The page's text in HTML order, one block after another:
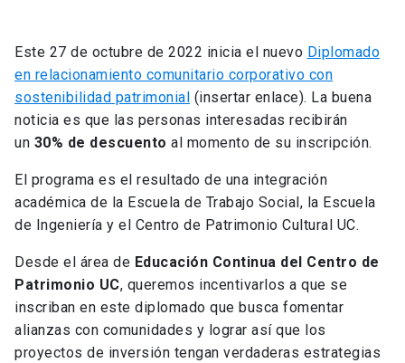
Este 27 de octubre de 2022 inicia el nuevo Diplomado
en relacionamiento comunitario corporativo con
sostenibilidad patrimonial (insertar enlace). La buena
noticia es que las personas interesadas recibirán
un 30% de descuento al momento de su inscripción.
El programa es el resultado de una integración
académica de la Escuela de Trabajo Social, la Escuela
de Ingeniería y el Centro de Patrimonio Cultural UC.
Desde el área de Educación Continua del Centro de
Patrimonio UC, queremos incentivarlos a que se
inscriban en este diplomado que busca fomentar
alianzas con comunidades y lograr así que los
proyectos de inversión tengan verdaderas estrategias